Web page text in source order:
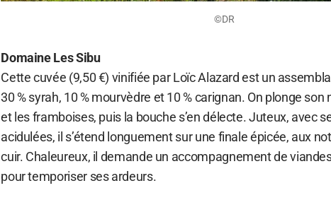
©DR
Domaine Les Sibu
Cette cuvée (9,50 €) vinifiée par Loïc Alazard est un
30 % syrah, 10 % mourvèdre et 10 % carignan. On plonge son
et les framboises, puis la bouche s’en délecte. Juteux, avec
acidulées, il s’étend longuement sur une finale épicée, aux
cuir. Chaleureux, il demande un accompagnement de
pour temporiser ses ardeurs.